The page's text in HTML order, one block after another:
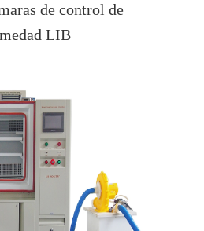
de control de
LIB